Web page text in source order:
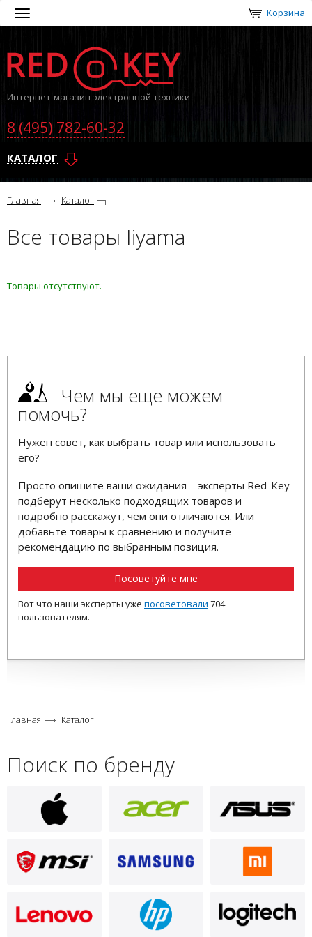
Toggle
navigation
Корзина
Интернет-магазин электронной техники
8 (495) 782-60-32
КАТАЛОГ
Главная Каталог
Все товары Iiyama
Товары отсутствуют.
Чем мы еще можем
помочь?
Нужен совет, как выбрать товар или использовать
его?
Просто опишите ваши ожидания – эксперты Red-Key
подберут несколько подходящих товаров и
подробно расскажут, чем они отличаются. Или
добавьте товары к сравнению и получите
рекомендацию по выбранным позиция.
Посоветуйте мне
Вот что наши эксперты уже посоветовали 704
пользователям.
Главная Каталог
Поиск по бренду